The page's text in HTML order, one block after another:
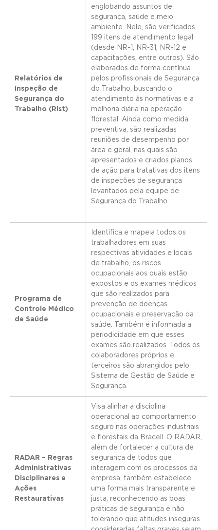
Relatórios de
Inspeção de
Segurança do
Trabalho (Rist)
englobando assuntos de
segurança, saúde e meio
ambiente. Nele, são verificados
199 itens de atendimento legal
(desde NR-1, NR-31, NR-12 e
capacitações, entre outros). São
elaborados de forma contínua
pelos profissionais de Segurança
do Trabalho, buscando o
atendimento às normativas e a
melhoria diária na operação
florestal. Ainda como medida
preventiva, são realizadas
reuniões de desempenho por
área e geral, nas quais são
apresentados e criados planos
de ação para tratativas dos itens
de inspeções de segurança
levantados pela equipe de
Segurança do Trabalho.
Programa de
Controle Médico
de Saúde
Identifica e mapeia todos os
trabalhadores em suas
respectivas atividades e locais
de trabalho, os riscos
ocupacionais aos quais estão
expostos e os exames médicos
que são realizados para
prevenção de doenças
ocupacionais e preservação da
saúde. Também é informada a
periodicidade em que esses
exames são realizados. Todos os
colaboradores próprios e
terceiros são abrangidos pelo
Sistema de Gestão de Saúde e
Segurança.
RADAR – Regras
Administrativas
Disciplinares e
Ações
Restaurativas
Visa alinhar a disciplina
operacional ao comportamento
seguro nas operações industriais
e florestais da Bracell. O RADAR,
além de fortalecer a cultura de
segurança de todos que
interagem com os processos da
empresa, também estabelece
uma forma mais transparente e
justa, reconhecendo as boas
práticas de segurança e não
tolerando que atitudes inseguras